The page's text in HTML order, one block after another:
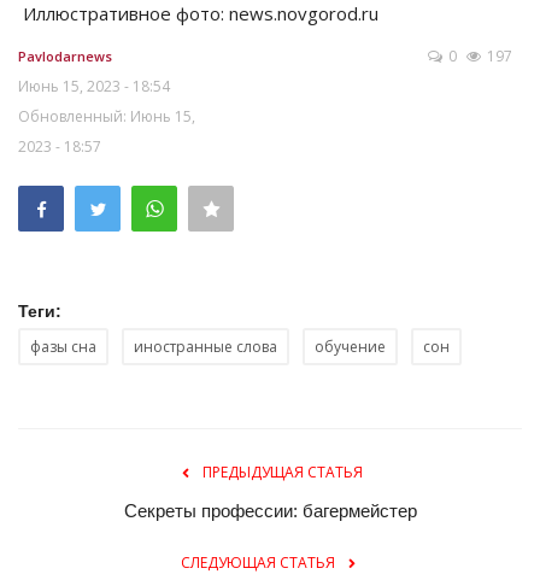
Иллюстративное фото: news.novgorod.ru
Pavlodarnews
Июнь 15, 2023 - 18:54
Обновленный: Июнь 15,
2023 - 18:57
0 197
Теги:
фазы сна иностранные слова обучение сон
ПРЕДЫДУЩАЯ СТАТЬЯ
Секреты профессии: багермейстер
СЛЕДУЮЩАЯ СТАТЬЯ